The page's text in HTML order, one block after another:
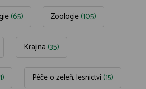
(65) Zoologie (105)
Krajina (35)
Péče o zeleň, lesnictví (15)